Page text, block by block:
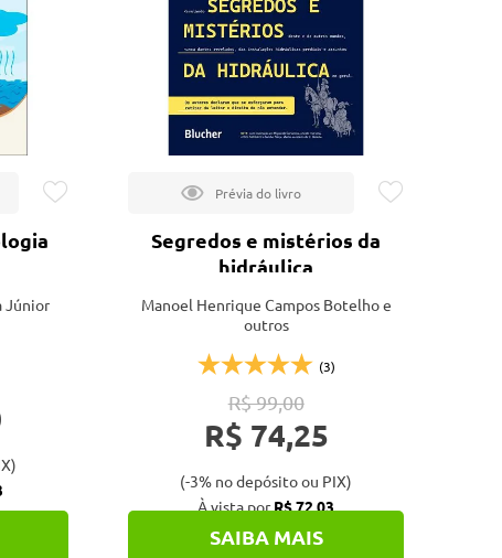
Júnior
Segredos e mistérios da
hidráulica
Manoel Henrique Campos Botelho e
outros
(3)
R$ 99,00
R$ 74,25
(-3% no depósito ou PIX)
À vista porR$ 72,03
SAIBA MAIS